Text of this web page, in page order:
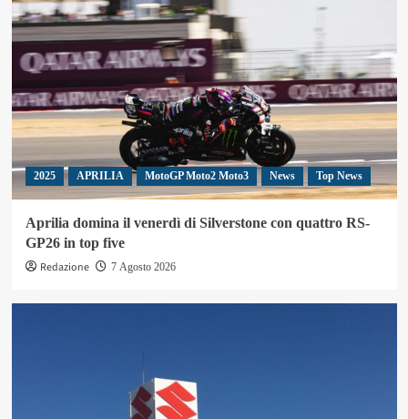
2025 APRILIA MotoGP Moto2 Moto3 News Top News
Aprilia domina il venerdì di Silverstone con quattro RS-
GP26 in top five
Redazione
7 Agosto 2026